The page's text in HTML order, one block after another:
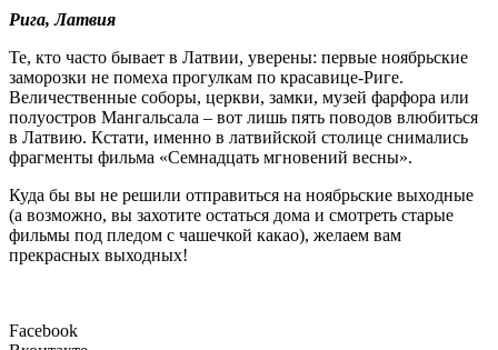
Рига, Латвия
Те, кто часто бывает в Латвии, уверены: первые ноябрьские
заморозки не помеха прогулкам по красавице-Риге.
Величественные соборы, церкви, замки, музей фарфора или
полуостров Мангальсала – вот лишь пять поводов влюбиться
в Латвию. Кстати, именно в латвийской столице снимались
фрагменты фильма «Семнадцать мгновений весны».
Куда бы вы не решили отправиться на ноябрьские выходные
(а возможно, вы захотите остаться дома и смотреть старые
фильмы под пледом с чашечкой какао), желаем вам
прекрасных выходных!
Facebook